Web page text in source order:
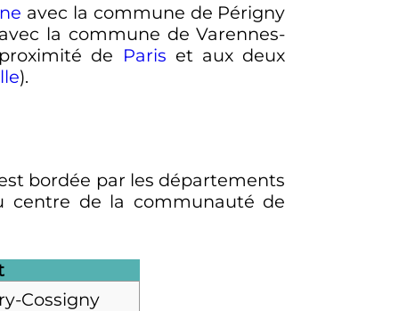
avec la commune de Périgny
la commune de Varennes-
de Paris et aux deux
).
bordée par les départements
centre de la communauté de
Cossigny